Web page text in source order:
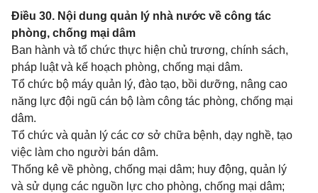
Điều 30. Nội dung quản lý nhà nước về công tác
phòng, chống mại dâm
Ban hành và tổ chức thực hiện chủ trương, chính sách,
pháp luật và kế hoạch phòng, chống mại dâm.
Tổ chức bộ máy quản lý, đào tạo, bồi dưỡng, nâng cao
năng lực đội ngũ cán bộ làm công tác phòng, chống mại
dâm.
Tổ chức và quản lý các cơ sở chữa bệnh, dạy nghề, tạo
việc làm cho người bán dâm.
Thống kê về phòng, chống mại dâm; huy động, quản lý
và sử dụng các nguồn lực cho phòng, chống mại dâm;